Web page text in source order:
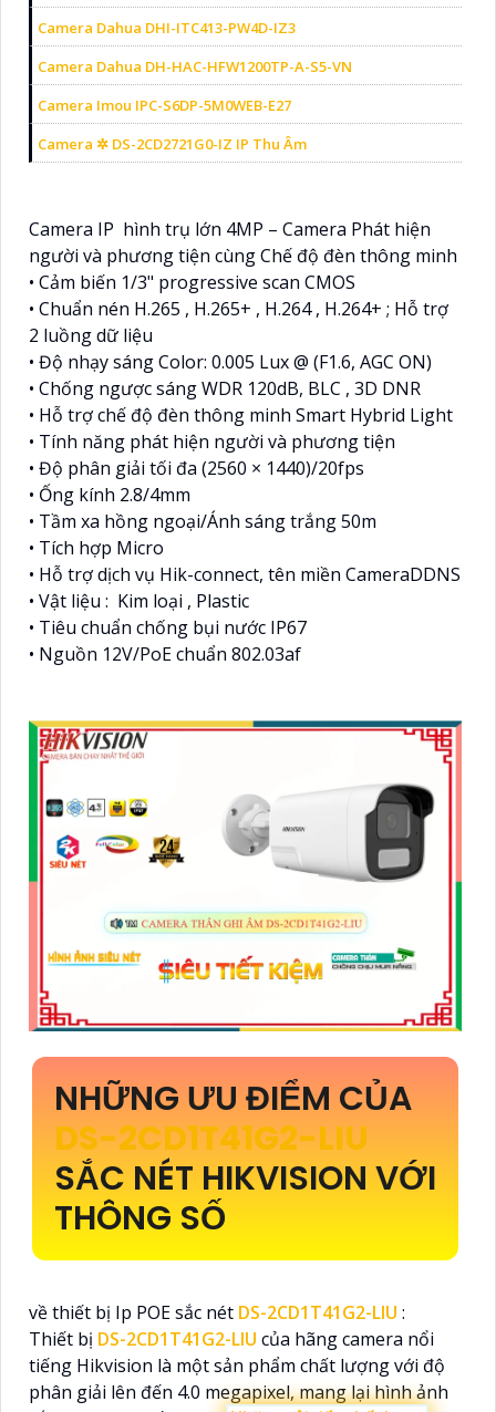
Camera Dahua DHI-ITC413-PW4D-IZ3
Camera Dahua DH-HAC-HFW1200TP-A-S5-VN
Camera Imou IPC-S6DP-5M0WEB-E27
Camera ✲ DS-2CD2721G0-IZ IP Thu Âm
Camera IP hình trụ lớn 4MP – Camera Phát hiện
người và phương tiện cùng Chế độ đèn thông minh
• Cảm biến 1/3" progressive scan CMOS
• Chuẩn nén H.265 , H.265+ , H.264 , H.264+ ; Hỗ trợ
2 luồng dữ liệu
• Độ nhạy sáng Color: 0.005 Lux @ (F1.6, AGC ON)
• Chống ngược sáng WDR 120dB, BLC , 3D DNR
• Hỗ trợ chế độ đèn thông minh Smart Hybrid Light
• Tính năng phát hiện người và phương tiện
• Độ phân giải tối đa (2560 × 1440)/20fps
• Ống kính 2.8/4mm
• Tầm xa hồng ngoại/Ánh sáng trắng 50m
• Tích hợp Micro
• Hỗ trợ dịch vụ Hik-connect, tên miền CameraDDNS
• Vật liệu : Kim loại , Plastic
• Tiêu chuẩn chống bụi nước IP67
• Nguồn 12V/PoE chuẩn 802.03af
NHỮNG ƯU ĐIỂM CỦA
DS-2CD1T41G2-LIU
SẮC NÉT HIKVISION VỚI
THÔNG SỐ
về thiết bị Ip POE sắc nét DS-2CD1T41G2-LIU :
Thiết bị DS-2CD1T41G2-LIU của hãng camera nổi
tiếng Hikvision là một sản phẩm chất lượng với độ
phân giải lên đến 4.0 megapixel, mang lại hình ảnh